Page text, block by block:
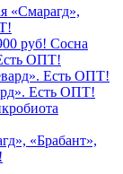
«Смарагд»,
Сосна
ОПТ!
Есть ОПТ!
«Брабант»,